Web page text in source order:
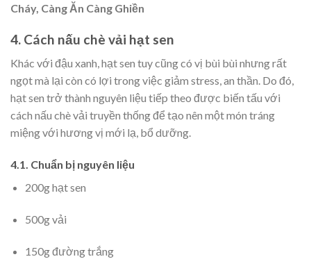
Cháy, Càng Ăn Càng Ghiền​
4. Cách nấu chè vải hạt sen
Khác với đậu xanh, hạt sen tuy cũng có vị bùi bùi nhưng rất
ngọt mà lại còn có lợi trong việc giảm stress, an thần. Do đó,
hạt sen trở thành nguyên liệu tiếp theo được biến tấu với
cách nấu chè vải truyền thống để tạo nên một món tráng
miệng với hương vị mới lạ, bổ dưỡng.
4.1. Chuẩn bị nguyên liệu
200g hạt sen
500g vải
150g đường trắng